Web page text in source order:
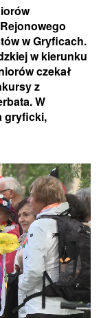
w Gryficach.
w kierunku
czekał
z
W
gryficki,